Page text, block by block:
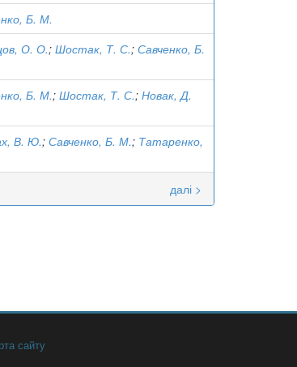
Б. М.
О. О.; Шостак, Т. С.; Савченко, Б.
Б. М.; Шостак, Т. С.; Новак, Д.
В. Ю.; Савченко, Б. М.; Татаренко,
далі >
сайту